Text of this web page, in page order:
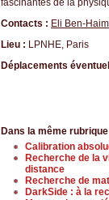
fascinantes de la
Contacts : Eli Ben-Haim
Lieu : LPNHE, Paris
Déplacements
Dans la même
Calibration
Recherche de la
distance
Recherche de
DarkSide : à la